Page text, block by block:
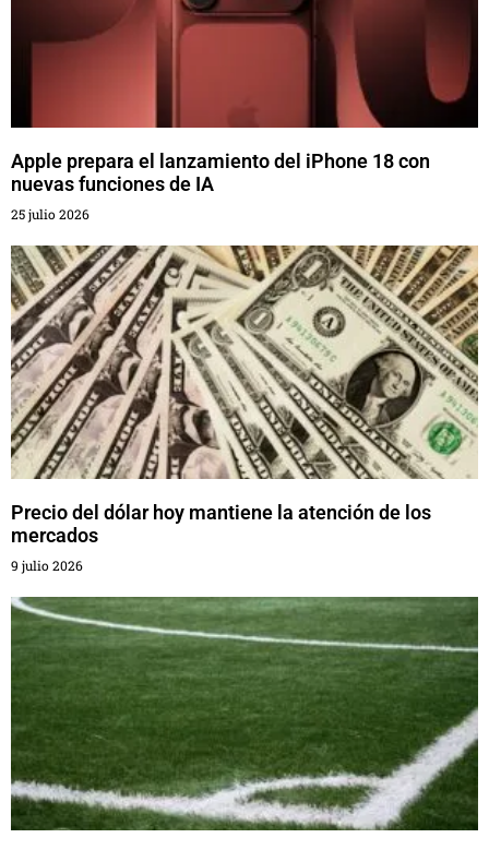
Apple prepara el lanzamiento del iPhone 18 con
nuevas funciones de IA
25 julio 2026
Precio del dólar hoy mantiene la atención de los
mercados
9 julio 2026